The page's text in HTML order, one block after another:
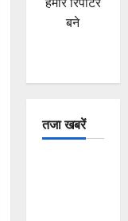
बने
तजा खबरें